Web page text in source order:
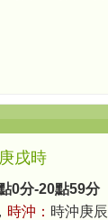
戌時
0分-20點59分
時沖： 時沖庚辰